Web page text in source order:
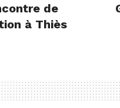
de
à Thiès